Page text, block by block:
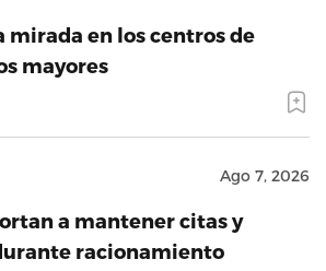
mirada en los centros de
mayores
Ago 7, 2026
a mantener citas y
racionamiento